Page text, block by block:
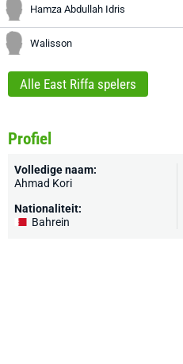
Hamza Abdullah Idris
Walisson
Alle East Riffa spelers
Profiel
Volledige naam:
Ahmad Kori
Nationaliteit:
Bahrein